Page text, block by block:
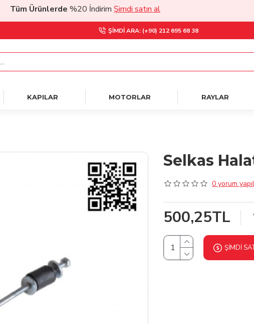
Tüm Ürünlerde%20 İndirimŞimdi satın al
ŞIMDI ARA: (+90) 212 695 68 38
KAPILAR MOTORLAR RAYLAR
Selkas
0 yorum
500,25TL
ŞIMDI